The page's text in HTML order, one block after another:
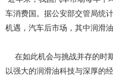
车消费国。据公安部交管局统
机遇，汽车后市场，其中润滑
在如此机会与挑战并存的时
以强大的润滑油科技与深厚的